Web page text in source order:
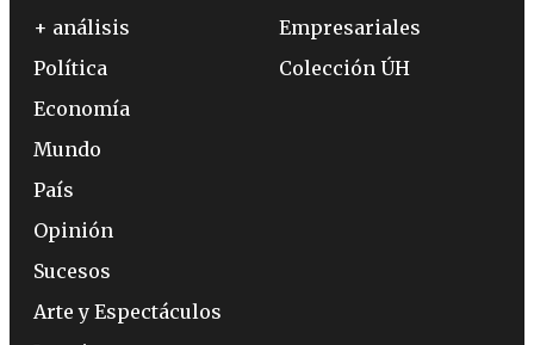
+ análisis
Política
Economía
Mundo
País
Opinión
Sucesos
Arte y Espectáculos
Empresariales
Colección ÚH